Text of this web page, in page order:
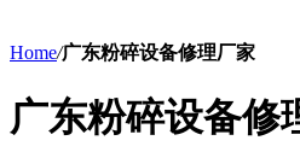
Home/广东粉碎设备修理厂家
广东粉碎设备修